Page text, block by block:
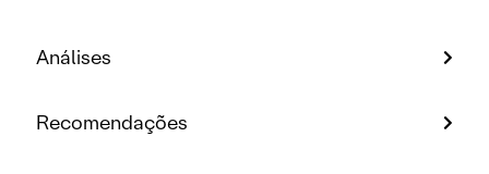
Análises
Recomendações